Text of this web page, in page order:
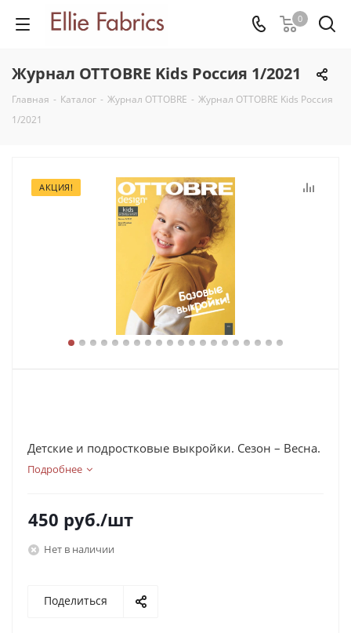
0
Журнал OTTOBRE Kids Россия 1/2021
Главная - Каталог - Журнал OTTOBRE - Журнал OTTOBRE Kids Россия
1/2021
АКЦИЯ!
Детские и подростковые выкройки. Сезон – Весна.
Подробнее
450 руб./шт
Нет в наличии
Поделиться